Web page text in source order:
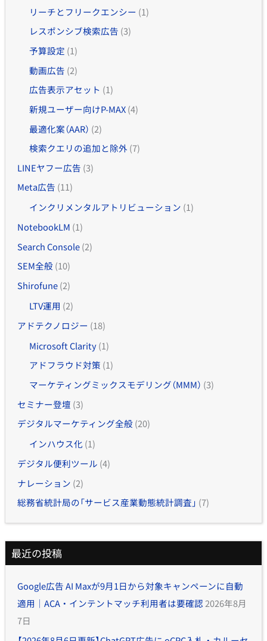
リーチとフリークエンシー (1)
レスポンシブ検索広告 (3)
予算設定 (1)
動画広告 (2)
広告表示アセット (1)
新規ユーザー向けP-MAX(4)
最適化案（AAR） (2)
検索クエリの追加と除外 (7)
LINEヤフー広告 (3)
Meta広告 (11)
インクリメンタルアトリビューション (1)
NotebookLM (1)
Search Console(2)
SEM全般(10)
Shirofune(2)
LTV運用 (2)
アドテクノロジー (18)
Microsoft Clarity(1)
アドフラウド対策 (1)
マーケティングミックスモデリング（MMM） (3)
セミナー登壇 (3)
デジタルマーケティング全般(20)
インハウス化 (1)
デジタル便利ツール (4)
ナレーション (2)
総務省統計局の「サービス産業動態統計調査」 (7)
最近の投稿
Google広告 AI Maxが9月1日から対象キャンペーンに自動
適用｜ACA・インテントマッチ利用者は要確認2026年8月
7日